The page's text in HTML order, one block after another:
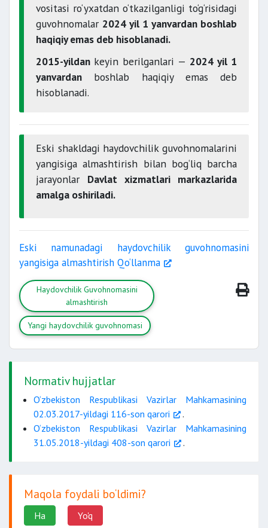
vositasi ro‘yxatdan o‘tkazilganligi to‘g‘risidagi
guvohnomalar 2024 yil 1 yanvardan boshlab
haqiqiy emas deb hisoblanadi.
2015-yildan keyin berilganlari — 2024 yil 1
yanvardan boshlab haqiqiy emas deb
hisoblanadi.
Eski shakldagi haydovchilik guvohnomalarini
yangisiga almashtirish bilan bog‘liq barcha
jarayonlar Davlat xizmatlari markazlarida
amalga oshiriladi.
Eski namunadagi haydovchilik guvohnomasini
yangisiga almashtirish Qo‘llanma
Haydovchilik Guvohnomasini
almashtirish
Yangi haydovchilik guvohnomasi
Normativ hujjatlar
O‘zbekiston Respublikasi Vazirlar Mahkamasining
02.03.2017-yildagi 116-son qarori
.
O‘zbekiston Respublikasi Vazirlar Mahkamasining
31.05.2018-yildagi 408-son qarori
.
Maqola foydali bo‘ldimi?
Ha Yo'q